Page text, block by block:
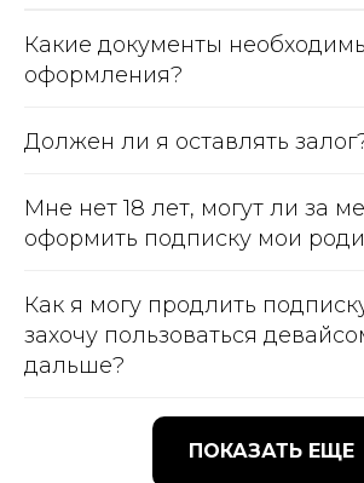
Какие документы
оформления?
Должен ли я оставлять
Мне нет 18 лет, могут ли за
оформить подписку мои
Как я могу продлить
захочу пользоваться
дальше?
ПОКАЗАТЬ ЕЩЕ